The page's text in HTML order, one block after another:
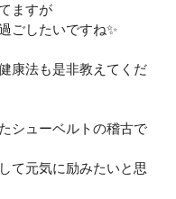
ますが
ごしたいですね✨
康法も是非教えてくだ
シューベルトの稽古で
て元気に励みたいと思